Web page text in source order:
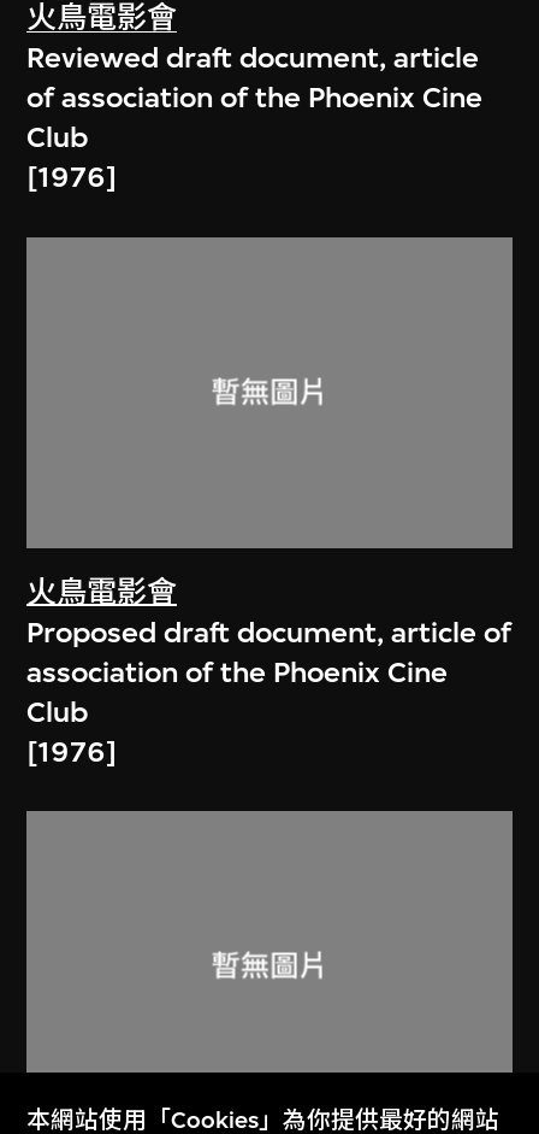
火鳥電影會
Reviewed draft document, article
of association of the Phoenix Cine
Club
[1976]
火鳥電影會
Proposed draft document, article of
association of the Phoenix Cine
Club
[1976]
本網站使用「Cookies」為你提供最好的網站